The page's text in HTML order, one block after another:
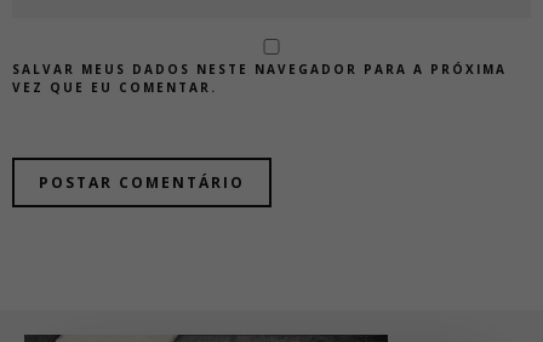
SALVAR MEUS DADOS NESTE NAVEGADOR PARA A PRÓXIMA
VEZ QUE EU COMENTAR.